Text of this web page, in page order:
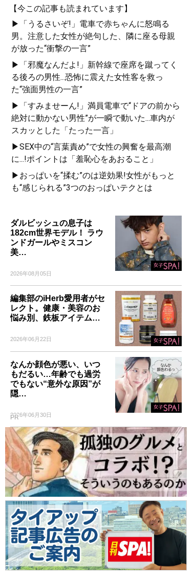
【今この記事も読まれています】
▶「うるさいぞ!」電車で赤ちゃんに怒鳴る
男。注意した女性が絶句した、隣に座る母親
が放った“衝撃の一言”
▶「邪魔なんだよ!」新幹線で座席を蹴ってく
る後ろの男性...恐怖に震えた女性客を救っ
た“強面男性の一言”
▶「すみませーん!」満員電車で“ドアの前から
絶対に動かない男性”が一瞬で動いた...車内が
スカッとした「たった一言」
▶SEX中の“言葉責め”で女性の興奮を最高潮
に...!ポイントは「羞恥心をあおること」
▶おっぱいを“揉む”のは逆効果!女性がもっと
も“感じられる”3つのおっぱいテクとは
ダルビッシュの息子は
182cm世界モデル！ ラウ
ンドガールやミスコン
美…
2026年08月05日
編集部のiHerb愛用者がセ
レクト。健康・美容のお
悩み別、鉄板アイテム…
2026年06月22日
なんか顔色が悪い、いつ
もだるい…年齢でも過労
でもない“意外な原因”が
隠…
2026年06月30日
PR